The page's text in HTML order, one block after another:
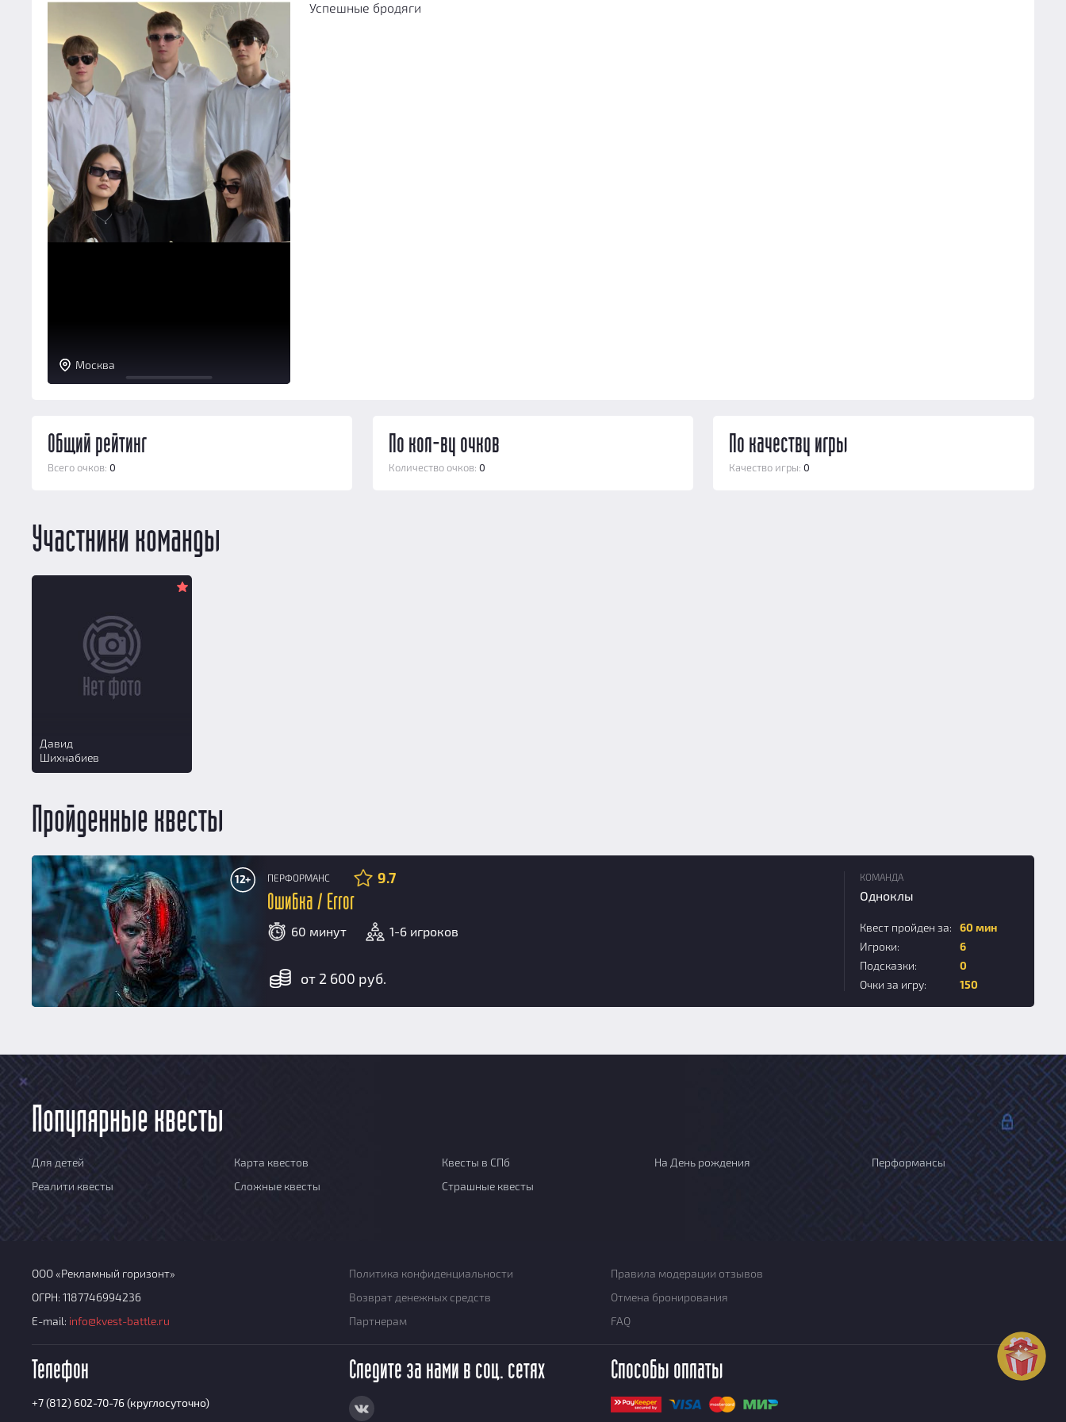
Москва
Успешные бродяги
Общий рейтинг
Всего очков: 0
По кол-ву очков
Количество очков: 0
По качеству игры
Качество игры:0
Участники команды
Давид
Шихнабиев
Пройденные квесты
12+ ПЕРФОРМАНС 9.7
Ошибка / Error
60 минут 1-6 игроков
от 2 600 руб.
КОМАНДА
Одноклы
Квест пройден за:
60 мин
Игроки:
6
Подсказки:
0
Очки за игру:
150
Популярные квесты
Для детей Карта квестов Квесты в СПб На День рождения
Перформансы
Реалити квесты
Сложные квесты Страшные квесты
ООО «Рекламный горизонт»
ОГРН: 1187746994236
E-mail: info@kvest-battle.ru
Политика конфиденциальности
Правила модерации отзывов
Возврат денежных средств
Отмена бронирования
Партнерам
FAQ
Телефон
+7 (812) 602-70-76 (круглосуточно)
Следите за нами в соц. сетях Способы оплаты